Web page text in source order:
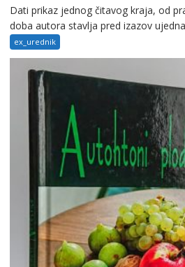
Dati prikaz jednog čitavog kraja, od
doba autora stavlja pred izazov
ex_urednik